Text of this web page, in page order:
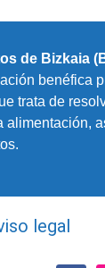
de Bizkaia
benéfica
trata de
alimentación,
legal